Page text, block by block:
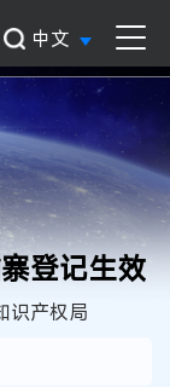
中文
登记生效
识产权局